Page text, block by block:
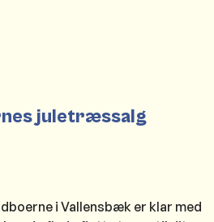
juletræssalg
i Vallensbæk er klar med